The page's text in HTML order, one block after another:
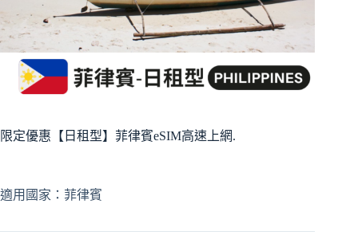
限定優惠【日租型】菲律賓eSIM高速上網.
適用國家：菲律賓